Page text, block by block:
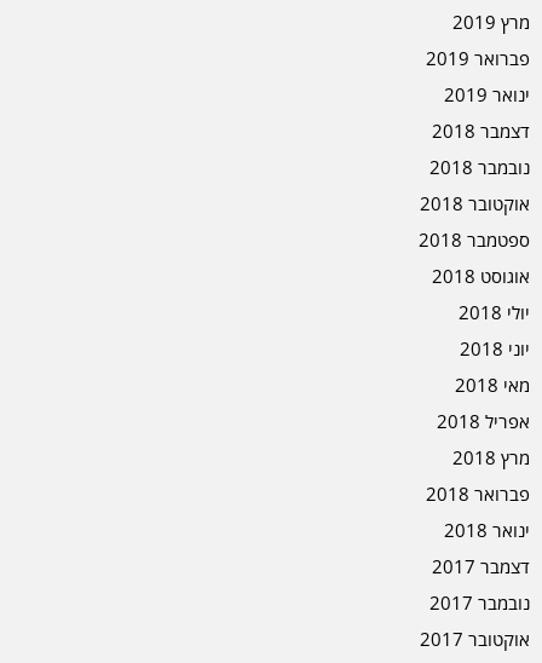
מרץ 2019
פברואר 2019
ינואר 2019
דצמבר 2018
נובמבר 2018
אוקטובר 2018
ספטמבר 2018
אוגוסט 2018
יולי 2018
יוני 2018
מאי 2018
אפריל 2018
מרץ 2018
פברואר 2018
ינואר 2018
דצמבר 2017
נובמבר 2017
אוקטובר 2017